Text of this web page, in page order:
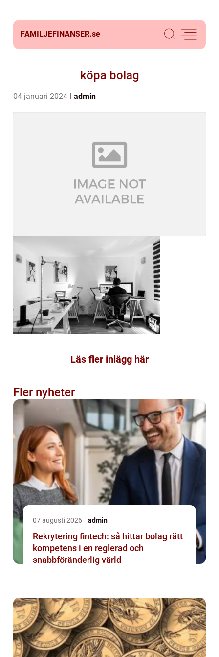
FAMILJEFINANSER.se
köpa bolag
04 januari 2024 admin
Läs fler inlägg här
Fler nyheter
07 augusti 2026 admin
Rekrytering fintech: så hittar bolag rätt
kompetens i en reglerad och
snabbföränderlig värld